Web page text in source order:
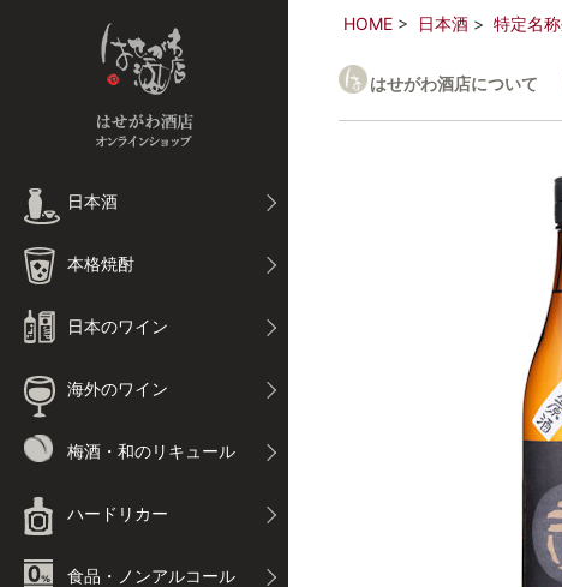
日本酒
本格焼酎
日本のワイン
海外のワイン
梅酒・和のリキュール
ハードリカー
食品・ノンアルコール
HOME 日本酒 特定名
はせがわ酒店について